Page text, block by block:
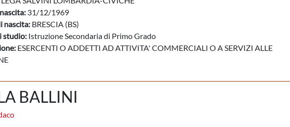
31/12/1969
nascita: BRESCIA (BS)
studio: Istruzione Secondaria di Primo Grado
ESERCENTI O ADDETTI AD ATTIVITA' COMMERCIALI O A SERVIZI ALLE
BALLINI